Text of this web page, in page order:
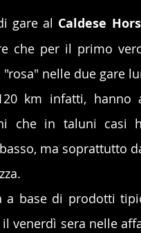
gare al Caldese
che per il primo
nelle due gare
km infatti, hanno
che in taluni
ma soprattutto
a base di prodotti
venerdì sera nelle